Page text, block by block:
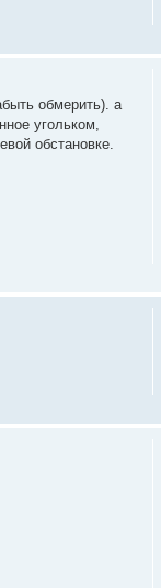
обмерить). а
угольком,
обстановке.